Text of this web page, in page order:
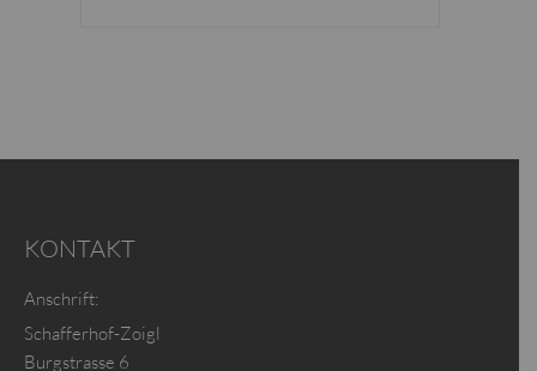
KONTAKT
Anschrift:
Schafferhof-Zoigl
Burgstrasse 6